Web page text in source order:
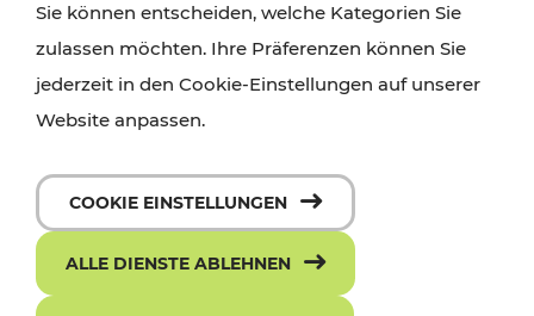
Sie können entscheiden, welche Kategorien Sie
zulassen möchten. Ihre Präferenzen können Sie
jederzeit in den Cookie-Einstellungen auf unserer
Website anpassen.
COOKIE EINSTELLUNGEN
ALLE DIENSTE ABLEHNEN